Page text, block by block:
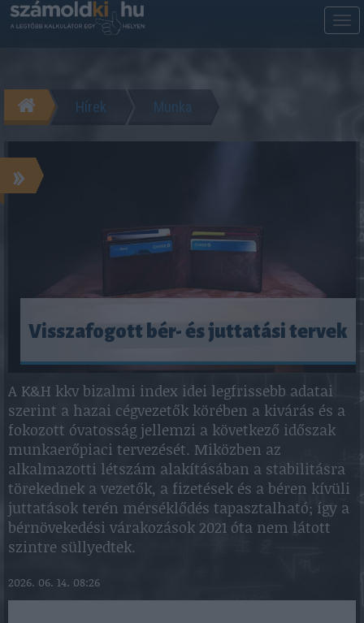
Hírek Munka
»
Visszafogott bér- és juttatási tervek
A K&H kkv bizalmi index idei legfrissebb adatai
szerint a hazai cégvezetők körében a kivárás és a
fokozott óvatosság jellemzi a következő időszak
munkaerőpiaci tervezését. Miközben az
alkalmazotti létszám alakításában a stabilitásra
törekednek a vezetők, a fizetések és a béren kívüli
juttatások terén mérséklődés tapasztalható; így a
bérnövekedési várakozások 2021 óta nem látott
szintre süllyedtek.
2026. 06. 14. 08:26